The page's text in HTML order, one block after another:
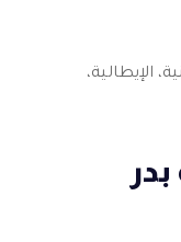
الإيطالية،